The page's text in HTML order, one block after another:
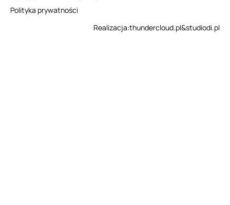
Polityka prywatności
studiodi.pl
&
thundercloud.pl
Realizacja: